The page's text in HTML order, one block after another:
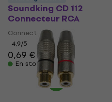
Soundking CD 112
Connecteur RCA
Connecteur RCA
4,9/5
0,69 €
En stock